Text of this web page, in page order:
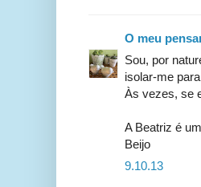
O meu
Sou, por
isolar-me
Às vezes, se
A Beatriz é
Beijo
9.10.13